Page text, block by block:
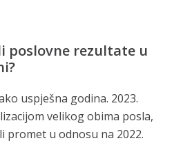
poslovne rezultate u
uspješna godina. 2023.
velikog obima posla,
promet u odnosu na 2022.